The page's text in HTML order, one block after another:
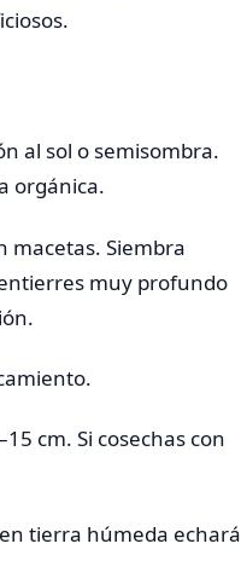
al sol o semisombra.
orgánica.
macetas. Siembra
muy profundo
cm. Si cosechas con
tierra húmeda echará